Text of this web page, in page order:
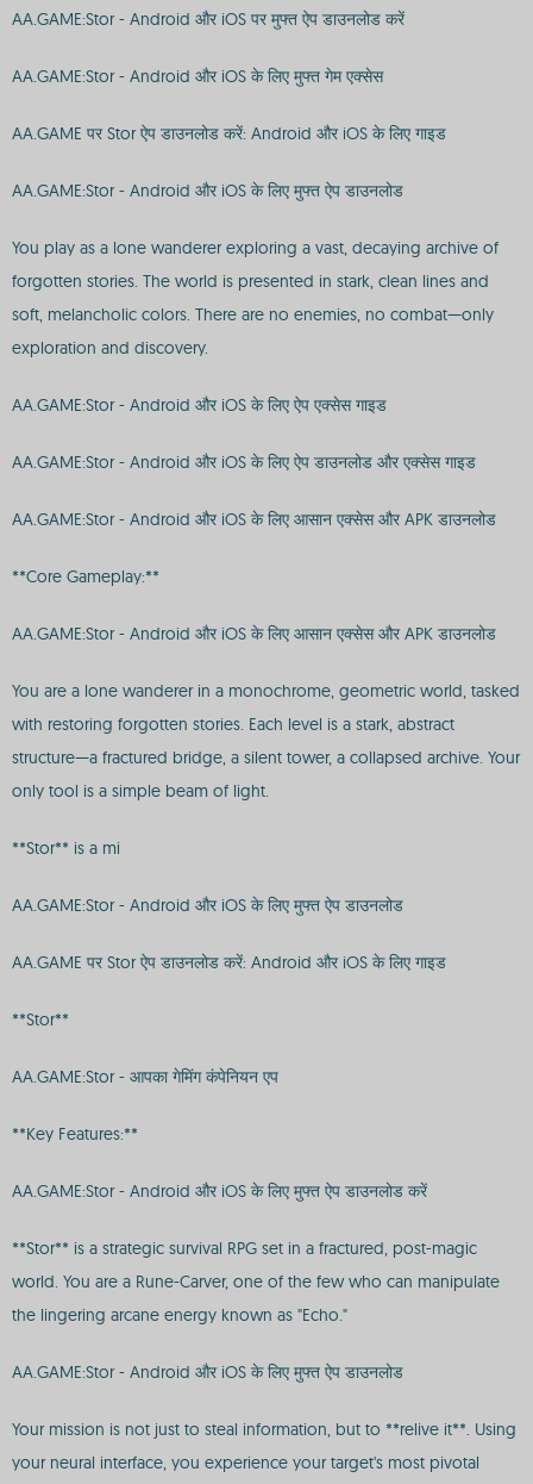
AA.GAME:Stor - Android और iOS पर मुफ्त ऐप डाउनलोड करें
AA.GAME:Stor - Android और iOS के लिए मुफ्त गेम एक्सेस
AA.GAME पर Stor ऐप डाउनलोड करें: Android और iOS के लिए गाइड
AA.GAME:Stor - Android और iOS के लिए मुफ्त ऐप डाउनलोड
You play as a lone wanderer exploring a vast, decaying archive of
forgotten stories. The world is presented in stark, clean lines and
soft, melancholic colors. There are no enemies, no combat—only
exploration and discovery.
AA.GAME:Stor - Android और iOS के लिए ऐप एक्सेस गाइड
AA.GAME:Stor - Android और iOS के लिए ऐप डाउनलोड और एक्सेस गाइड
AA.GAME:Stor - Android और iOS के लिए आसान एक्सेस और APK डाउनलोड
**Core Gameplay:**
AA.GAME:Stor - Android और iOS के लिए आसान एक्सेस और APK डाउनलोड
You are a lone wanderer in a monochrome, geometric world, tasked
with restoring forgotten stories. Each level is a stark, abstract
structure—a fractured bridge, a silent tower, a collapsed archive. Your
only tool is a simple beam of light.
**Stor** is a mi
AA.GAME:Stor - Android और iOS के लिए मुफ्त ऐप डाउनलोड
AA.GAME पर Stor ऐप डाउनलोड करें: Android और iOS के लिए गाइड
**Stor**
AA.GAME:Stor - आपका गेमिंग कंपेनियन एप
**Key Features:**
AA.GAME:Stor - Android और iOS के लिए मुफ्त ऐप डाउनलोड करें
**Stor** is a strategic survival RPG set in a fractured, post-magic
world. You are a Rune-Carver, one of the few who can manipulate
the lingering arcane energy known as "Echo."
AA.GAME:Stor - Android और iOS के लिए मुफ्त ऐप डाउनलोड
Your mission is not just to steal information, but to **relive it**. Using
your neural interface, you experience your target's most pivotal